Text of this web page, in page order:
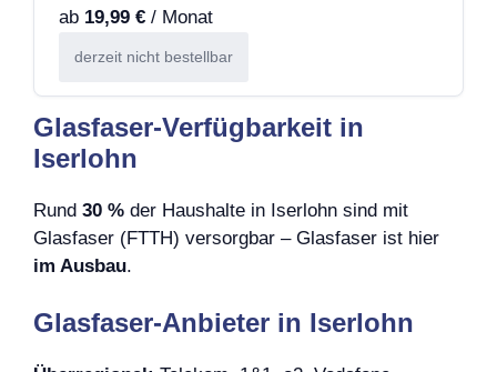
ab 19,99 € / Monat
derzeit nicht bestellbar
Glasfaser-Verfügbarkeit in
Iserlohn
Rund 30 % der Haushalte in Iserlohn sind mit
Glasfaser (FTTH) versorgbar – Glasfaser ist hier
im Ausbau.
Glasfaser-Anbieter in Iserlohn